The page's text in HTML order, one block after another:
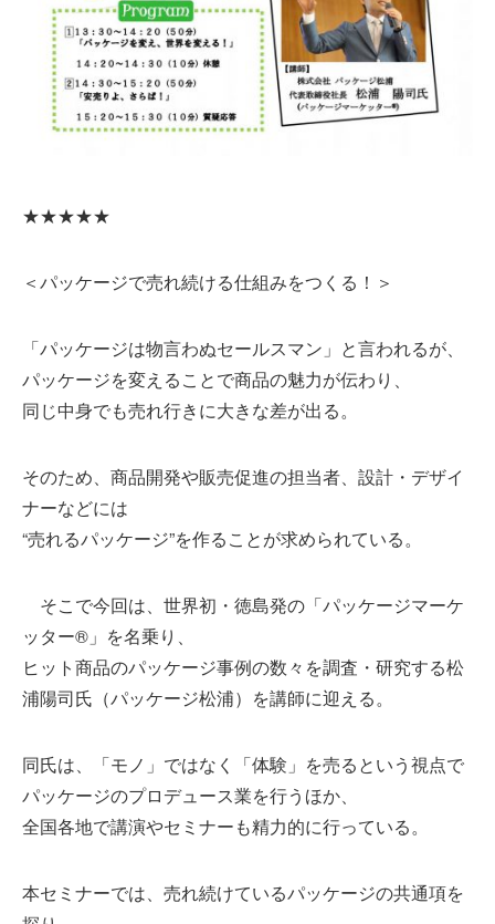
★★★★★
＜パッケージで売れ続ける仕組みをつくる！＞
「パッケージは物言わぬセールスマン」と言われるが、
パッケージを変えることで商品の魅力が伝わり、
同じ中身でも売れ行きに大きな差が出る。
そのため、商品開発や販売促進の担当者、設計・デザイ
ナーなどには
“売れるパッケージ”を作ることが求められている。
そこで今回は、世界初・徳島発の「パッケージマーケ
ッター®」を名乗り、
ヒット商品のパッケージ事例の数々を調査・研究する松
浦陽司氏（パッケージ松浦）を講師に迎える。
同氏は、「モノ」ではなく「体験」を売るという視点で
パッケージのプロデュース業を行うほか、
全国各地で講演やセミナーも精力的に行っている。
本セミナーでは、売れ続けているパッケージの共通項を